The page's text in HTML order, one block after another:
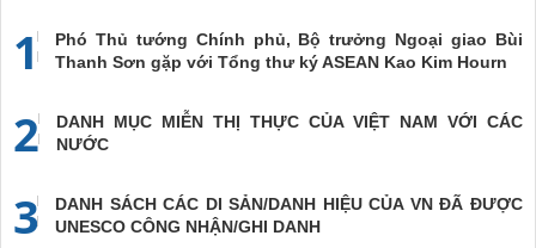
1
Phó Thủ tướng Chính phủ, Bộ trưởng Ngoại giao Bùi
Thanh Sơn gặp với Tổng thư ký ASEAN Kao Kim Hourn
2
DANH MỤC MIỄN THỊ THỰC CỦA VIỆT NAM VỚI CÁC
NƯỚC
3
DANH SÁCH CÁC DI SẢN/DANH HIỆU CỦA VN ĐÃ ĐƯỢC
UNESCO CÔNG NHẬN/GHI DANH